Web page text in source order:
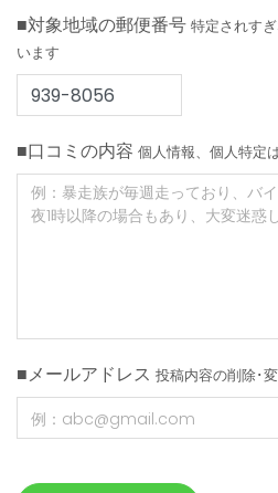
■対象地域の郵便番号 特定されす
います
■口コミの内容 個人情報、個人特定
■メールアドレス 投稿内容の削除･